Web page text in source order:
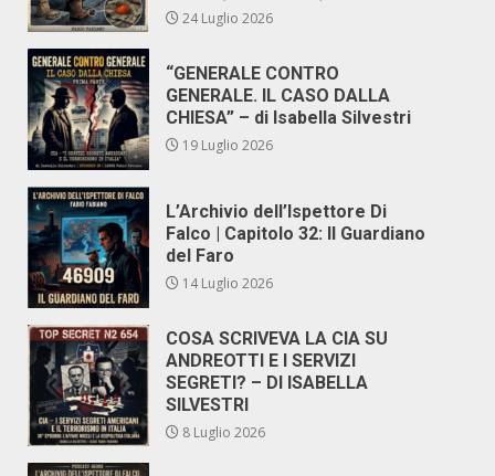
24 Luglio 2026
“GENERALE CONTRO
GENERALE. IL CASO DALLA
CHIESA” – di Isabella Silvestri
19 Luglio 2026
L’Archivio dell’Ispettore Di
Falco | Capitolo 32: Il Guardiano
del Faro
14 Luglio 2026
COSA SCRIVEVA LA CIA SU
ANDREOTTI E I SERVIZI
SEGRETI? – DI ISABELLA
SILVESTRI
8 Luglio 2026